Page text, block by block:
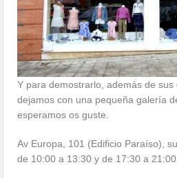
Y para demostrarlo, además de
dejamos con una pequeña galería
esperamos os guste.
Av Europa, 101 (Edificio Paraíso),
de 10:00 a 13:30 y de 17:30 a 21:00.